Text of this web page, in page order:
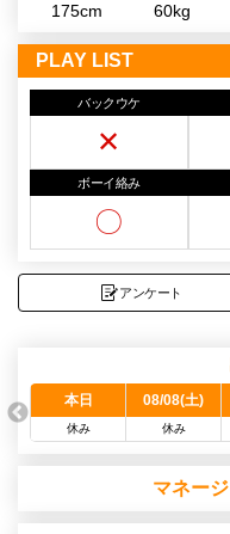
175cm 60kg
PLAY LIST
バックウケ
✕
ボーイ絡み
〇
アンケート
本日
休み
08/08(土)
休み
マネー